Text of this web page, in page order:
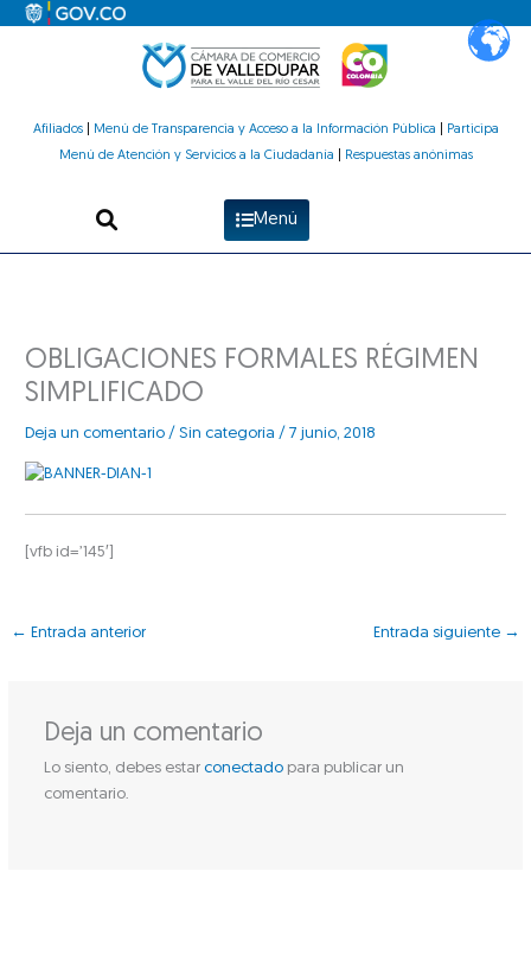
Afiliados| Menú de Transparencia y Acceso a la Información Pública
Participa
Menú de Atención y Servicios a la Ciudadanía
Respuestas anónimas
Menú
OBLIGACIONES FORMALES RÉGIMEN
SIMPLIFICADO
Deja un comentario /Sin categoría / 7 junio, 2018
[vfb id=’145′]
← Entrada anterior Entrada siguiente →
Deja un comentario
Lo siento, debes estar conectadopara publicar un
comentario.